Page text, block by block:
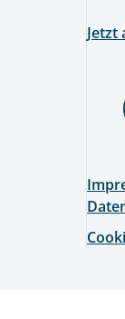
Jetzt